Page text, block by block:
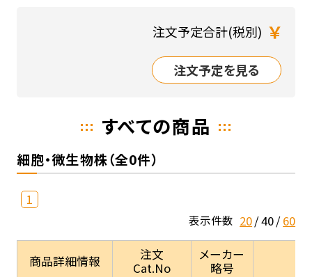
注文予定合計(税別) ￥
注文予定を見る
すべての商品
細胞・微生物株（全0件）
1
表示件数 20 40 60
商品詳細情報
注文
Cat.No
メーカー
略号